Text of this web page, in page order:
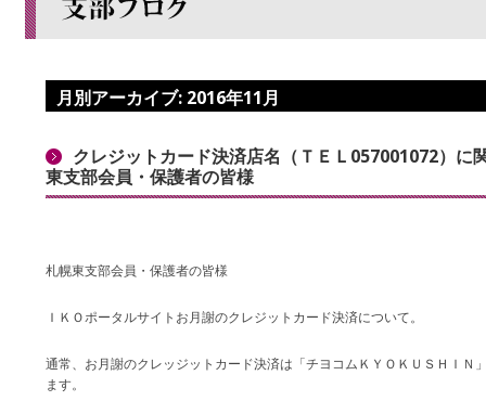
月別アーカイブ: 2016年11月
クレジットカード決済店名（ＴＥＬ057001072）
東支部会員・保護者の皆様
札幌東支部会員・保護者の皆様
ＩＫＯポータルサイトお月謝のクレジットカード決済について。
通常、お月謝のクレッジットカード決済は「チヨコムＫＹＯＫＵＳＨＩＮ
ます。